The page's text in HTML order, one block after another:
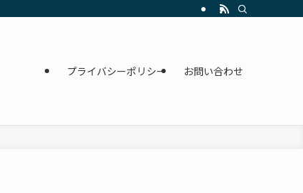
プライバシーポリシー お問い合わせ